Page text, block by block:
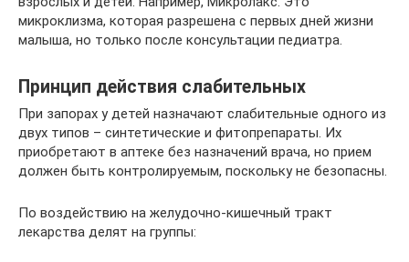
микроклизма, которая разрешена с первых дней жизни
малыша, но только после консультации педиатра.
Принцип действия слабительных
При запорах у детей назначают слабительные одного из
двух типов – синтетические и фитопрепараты. Их
приобретают в аптеке без назначений врача, но прием
должен быть контролируемым, поскольку не безопасны.
По воздействию на желудочно-кишечный тракт
лекарства делят на группы: